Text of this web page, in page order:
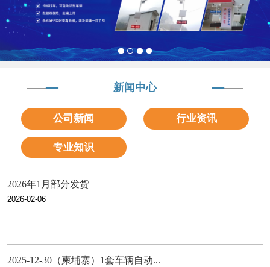
新闻中心
公司新闻 行业资讯
专业知识
2026年1月部分发货
2026-02-06
2025-12-30（柬埔寨）1套车辆自动...